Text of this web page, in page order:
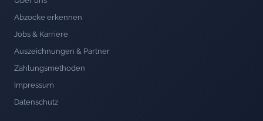
Abzocke erkennen
Jobs & Karriere
Auszeichnungen & Partner
Zahlungsmethoden
Impressum
Datenschutz